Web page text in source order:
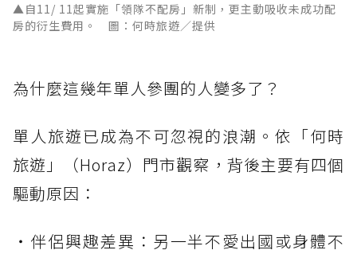
▲自11/ 11起實施「領隊不配房」新制，更主動吸收未成功配
房的衍生費用。 圖：何時旅遊／提供
為什麼這幾年單人參團的人變多了？
單人旅遊已成為不可忽視的浪潮。依「何時
旅遊」（Horaz）門市觀察，背後主要有四個
驅動原因：
・伴侶興趣差異：另一半不愛出國或身體不